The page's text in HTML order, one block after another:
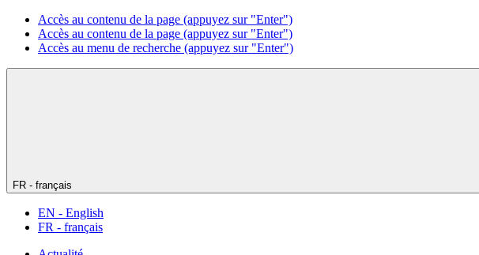
Accès au contenu de la page (appuyez sur "Enter")
Accès au contenu de la page (appuyez sur "Enter")
Accès au menu de recherche (appuyez sur "Enter")
FR - français
EN - English
FR - français